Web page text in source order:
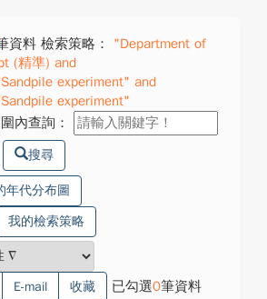
資料 檢索策略：
"Department of
(精準) and
experiment" and
experiment"
內查詢：
搜尋
年代分布圖
我的檢索策略
E-mail 收藏 已勾選0筆資料